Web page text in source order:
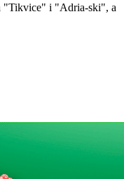
"Tikvice" i "Adria-ski", a